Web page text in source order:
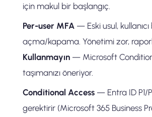
için makul bir başlangıç.
Per-user MFA — Eski usul, kullanıcı
açma/kapama. Yönetimi zor,
Kullanmayın — Microsoft
taşımanızı öneriyor.
Conditional Access — Entra ID P1/
gerektirir (Microsoft 365 Business